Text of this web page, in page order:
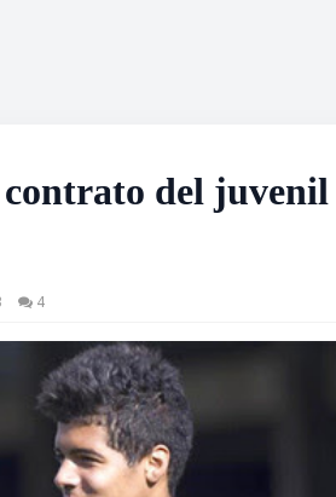
del
4